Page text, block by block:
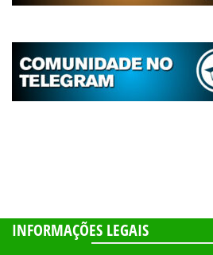
INFORMAÇÕES LEGAIS